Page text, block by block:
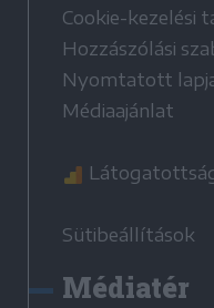
Cookie-kezelési
Hozzászólási
Nyomtatott
Médiaajánlat
Sütibeállítások
Médiatér